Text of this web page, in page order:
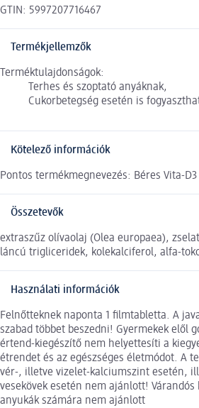
GTIN: 5997207716467
Termékjellemzők
Terméktulajdonságok:
Terhes és szoptató anyáknak,
Cukorbetegség esetén is
Kötelező információk
Pontos termékmegnevezés: Béres Vita-
Összetevők
extraszűz olívaolaj (Olea europaea),
láncú trigliceridek, kolekalciferol, alfa-
Használati információk
Felnőtteknek naponta 1 filmtabletta. A
szabad többet beszedni! Gyermekek elől
értend-kiegészítő nem helyettesíti a
étrendet és az egészséges életmódot. A
vér-, illetve vizelet-kalciumszint esetén,
vesekövek esetén nem ajánlott! Várandós
anyukák számára nem ajánlott